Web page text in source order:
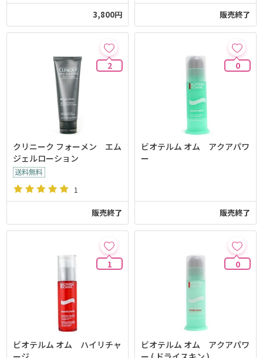
3,800円 販売終了
2
クリニーク フォーメン エム
ジェルローション
1
販売終了
0
ビオテルム オム アクアパワ
ー
販売終了
1
ビオテルム オム ハイリチャ
0
ビオテルム オム アクアパワ